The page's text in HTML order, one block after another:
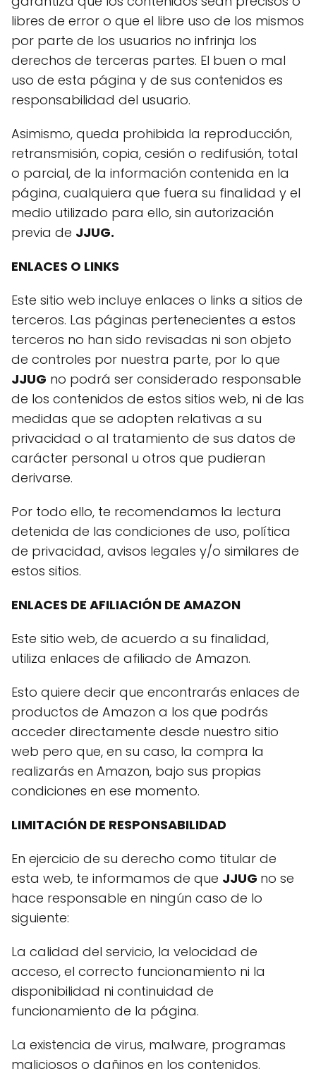
libres de error o que el libre uso de los mismos
por parte de los usuarios no infrinja los
derechos de terceras partes. El buen o mal
uso de esta página y de sus contenidos es
responsabilidad del usuario.
Asimismo, queda prohibida la reproducción,
retransmisión, copia, cesión o redifusión, total
o parcial, de la información contenida en la
página, cualquiera que fuera su finalidad y el
medio utilizado para ello, sin autorización
previa de JJUG.
ENLACES O LINKS
Este sitio web incluye enlaces o links a sitios de
terceros. Las páginas pertenecientes a estos
terceros no han sido revisadas ni son objeto
de controles por nuestra parte, por lo que
JJUG no podrá ser considerado responsable
de los contenidos de estos sitios web, ni de las
medidas que se adopten relativas a su
privacidad o al tratamiento de sus datos de
carácter personal u otros que pudieran
derivarse.
Por todo ello, te recomendamos la lectura
detenida de las condiciones de uso, política
de privacidad, avisos legales y/o similares de
estos sitios.
ENLACES DE AFILIACIÓN DE AMAZON
Este sitio web, de acuerdo a su finalidad,
utiliza enlaces de afiliado de Amazon.
Esto quiere decir que encontrarás enlaces de
productos de Amazon a los que podrás
acceder directamente desde nuestro sitio
web pero que, en su caso, la compra la
realizarás en Amazon, bajo sus propias
condiciones en ese momento.
LIMITACIÓN DE RESPONSABILIDAD
En ejercicio de su derecho como titular de
esta web, te informamos de que JJUG no se
hace responsable en ningún caso de lo
siguiente:
La calidad del servicio, la velocidad de
acceso, el correcto funcionamiento ni la
disponibilidad ni continuidad de
funcionamiento de la página.
La existencia de virus, malware, programas
maliciosos o dañinos en los contenidos.